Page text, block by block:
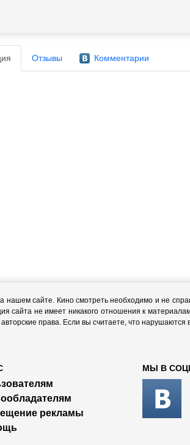
Отзывы Комментарии
сайте. Кино смотреть необходимо и не
сайта не имеет никакого отношения к
права. Если вы считаете, что
рекламы
МЫ В